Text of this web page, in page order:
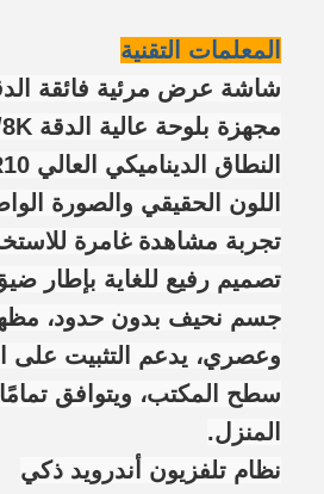
المعلمات التقنية
شاشة عرض مرئية فائقة
اللون الحقيقي والصورة
تجربة مشاهدة غامرة
تصميم رفيع للغاية بإطار
جسم نحيف بدون حدود،
وعصري، يدعم التثبيت على
سطح المكتب، ويتوافق
المنزل.
نظام تلفزيون أندرويد ذكي